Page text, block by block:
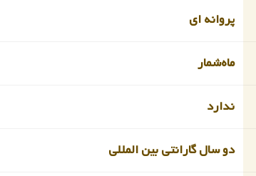
پروانه ای
ماه‌شمار
ندارد
دو سال گارانتی بین المللی